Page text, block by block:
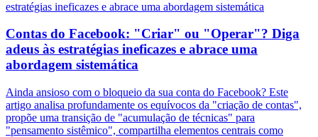
Contas do Facebook: "Criar" ou "Operar"? Diga
adeus às estratégias ineficazes e abrace uma
abordagem sistemática
Ainda ansioso com o bloqueio da sua conta do Facebook? Este
artigo analisa profundamente os equívocos da "criação de contas",
propõe uma transição de "acumulação de técnicas" para
"pensamento sistêmico", compartilha elementos centrais como